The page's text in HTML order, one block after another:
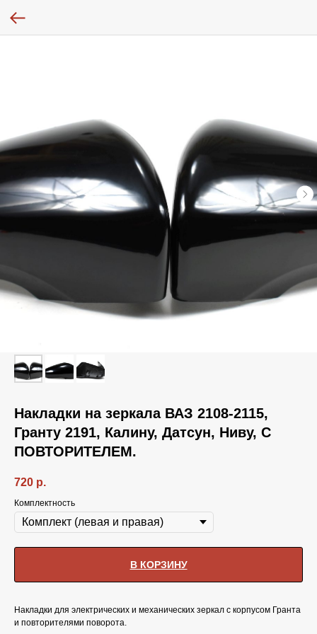
Накладки на зеркала ВАЗ 2108-2115,
Гранту 2191, Калину, Датсун, Ниву, С
ПОВТОРИТЕЛЕМ.
720 р.
Комплектность
В КОРЗИНУ
Накладки для электрических и механических зеркал с корпусом Гранта
и повторителями поворота.